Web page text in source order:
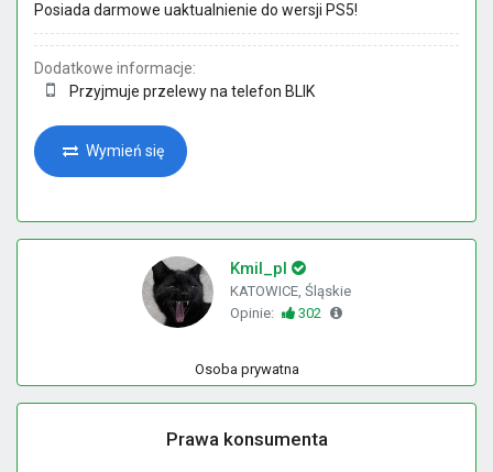
Posiada darmowe uaktualnienie do wersji PS5!
Dodatkowe informacje:
Przyjmuje przelewy na telefon BLIK
Wymień się
Kmil_pl
KATOWICE, Śląskie
Opinie:
302
Osoba prywatna
Prawa konsumenta